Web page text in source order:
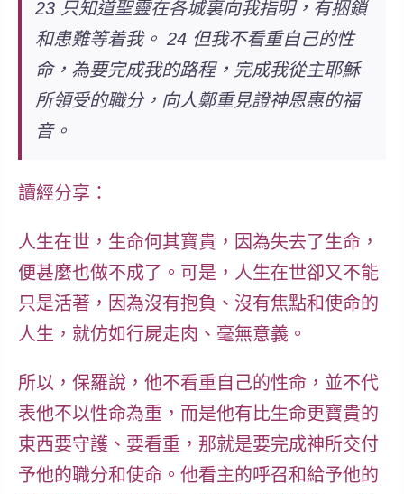
23 只知道聖靈在各城裏向我指明，有捆鎖
和患難等着我。 24 但我不看重自己的性
命，為要完成我的路程，完成我從主耶穌
所領受的職分，向人鄭重見證神恩惠的福
音。
讀經分享：
人生在世，生命何其寶貴，因為失去了生命，
便甚麼也做不成了。可是，人生在世卻又不能
只是活著，因為沒有抱負、沒有焦點和使命的
人生，就仿如行屍走肉、毫無意義。
所以，保羅說，他不看重自己的性命，並不代
表他不以性命為重，而是他有比生命更寶貴的
東西要守護、要看重，那就是要完成神所交付
予他的職分和使命。他看主的呼召和給予他的